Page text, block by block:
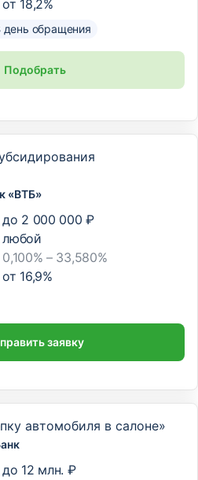
от 18,2%
день обращения
Подобрать
«ВТБ»
до 2 000 000 ₽
любой
0,100% – 33,580%
от 16,9%
заявку
автомобиля в салоне»
до 12 млн. ₽